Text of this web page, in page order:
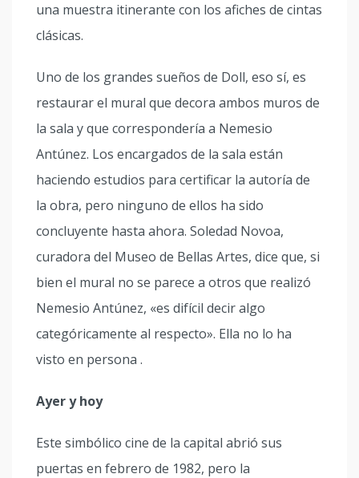
una muestra itinerante con los afiches de cintas
clásicas.
Uno de los grandes sueños de Doll, eso sí, es
restaurar el mural que decora ambos muros de
la sala y que correspondería a Nemesio
Antúnez. Los encargados de la sala están
haciendo estudios para certificar la autoría de
la obra, pero ninguno de ellos ha sido
concluyente hasta ahora. Soledad Novoa,
curadora del Museo de Bellas Artes, dice que, si
bien el mural no se parece a otros que realizó
Nemesio Antúnez, «es difícil decir algo
categóricamente al respecto». Ella no lo ha
visto en persona .
Ayer y hoy
Este simbólico cine de la capital abrió sus
puertas en febrero de 1982, pero la